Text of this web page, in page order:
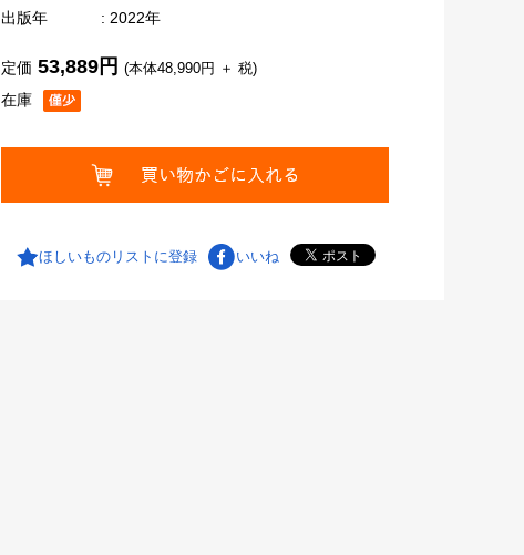
出版年 : 2022年
在庫
定価 53,889円 (本体48,990円 ＋ 税)
ほしいものリストに登録 いいね